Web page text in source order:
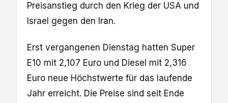
Preisanstieg durch den Krieg der USA und
Israel gegen den Iran.
Erst vergangenen Dienstag hatten ⁠Super
E10 ​mit 2,107 Euro und Diesel mit 2,316
Euro ‌neue Höchstwerte für das laufende
Jahr erreicht. Die Preise sind seit Ende